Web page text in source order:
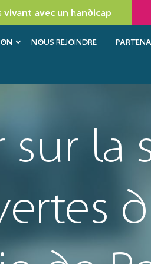
vivant avec un handicap
NOUS REJOINDRE
sur la